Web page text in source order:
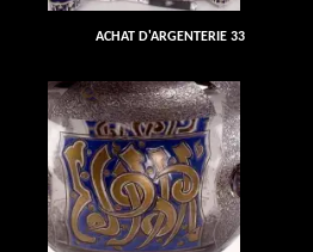
ACHAT D'ARGENTERIE 33